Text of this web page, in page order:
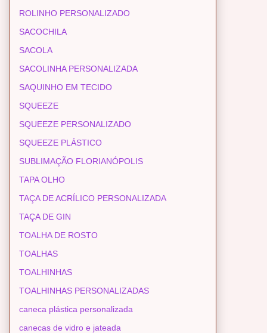
ROLINHO PERSONALIZADO
SACOCHILA
SACOLA
SACOLINHA PERSONALIZADA
SAQUINHO EM TECIDO
SQUEEZE
SQUEEZE PERSONALIZADO
SQUEEZE PLÁSTICO
SUBLIMAÇÃO FLORIANÓPOLIS
TAPA OLHO
TAÇA DE ACRÍLICO PERSONALIZADA
TAÇA DE GIN
TOALHA DE ROSTO
TOALHAS
TOALHINHAS
TOALHINHAS PERSONALIZADAS
caneca plástica personalizada
canecas de vidro e jateada